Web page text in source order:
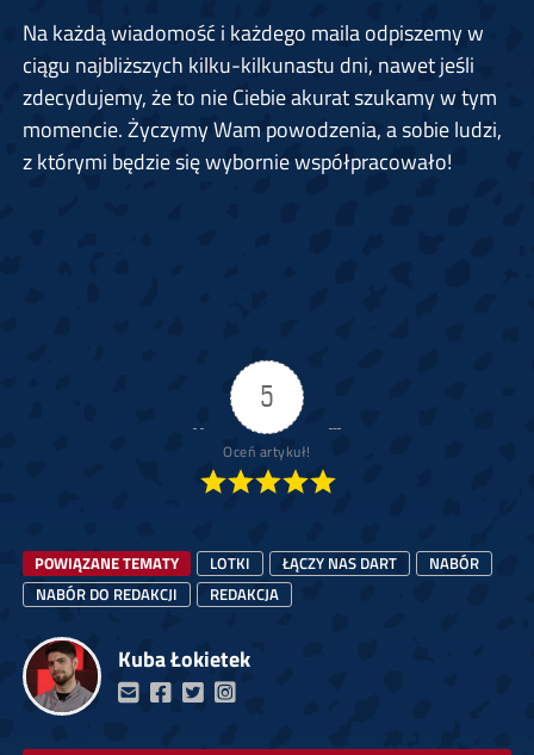
Na każdą wiadomość i każdego maila odpiszemy w
ciągu najbliższych kilku-kilkunastu dni, nawet jeśli
zdecydujemy, że to nie Ciebie akurat szukamy w tym
momencie. Życzymy Wam powodzenia, a sobie ludzi,
z którymi będzie się wybornie współpracowało!
5
Oceń artykuł!
POWIĄZANE TEMATY LOTKI ŁĄCZY NAS DART
NABÓR
NABÓR DO REDAKCJI
REDAKCJA
Kuba Łokietek